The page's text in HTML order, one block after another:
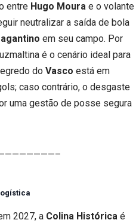
entre Hugo Moura e o volante
neutralizar a saída de bola
em seu campo. Por
é o cenário ideal para
do Vasco está em
caso contrário, o desgaste
uma gestão de posse segura
2027, a Colina Histórica é